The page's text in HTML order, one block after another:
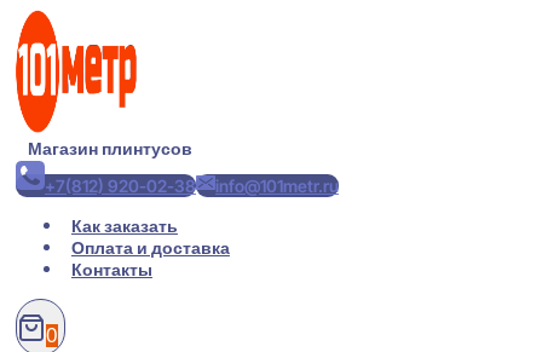
Перейти
содержимому
Магазин плинтусов
+7(812) 920-02-38
info@101metr.ru
Как заказать
Оплата и доставка
Контакты
0